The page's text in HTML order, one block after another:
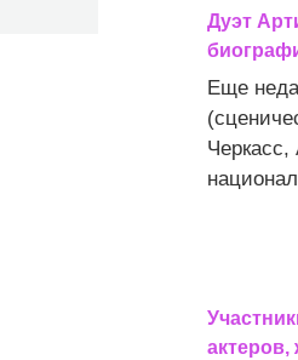
Дуэт
Еще
актеров,